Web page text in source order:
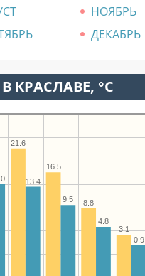
НОЯБРЬ
ДЕКАБРЬ
КРАСЛАВЕ, °C
3.1
8.8
16.5
21.6
0.9
4.8
9.5
13.4